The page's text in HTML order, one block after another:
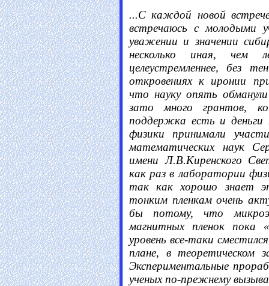
...С каждой новой
встречаюсь с молодыми
уважении и значении
несколько иная, чем
целеустремленнее, без
откровениях к иронии
что науку опять
зато много грантов,
поддержка есть и
физики принимали
математических наук
имени Л.В.Киренского
как раз в лаборатории
так как хорошо знает
тонким пленкам очень
бы потому, что
магнитных пленок пока
уровень все-таки
плане, в теоретическом
Экспериментальные
ученых по-прежнему